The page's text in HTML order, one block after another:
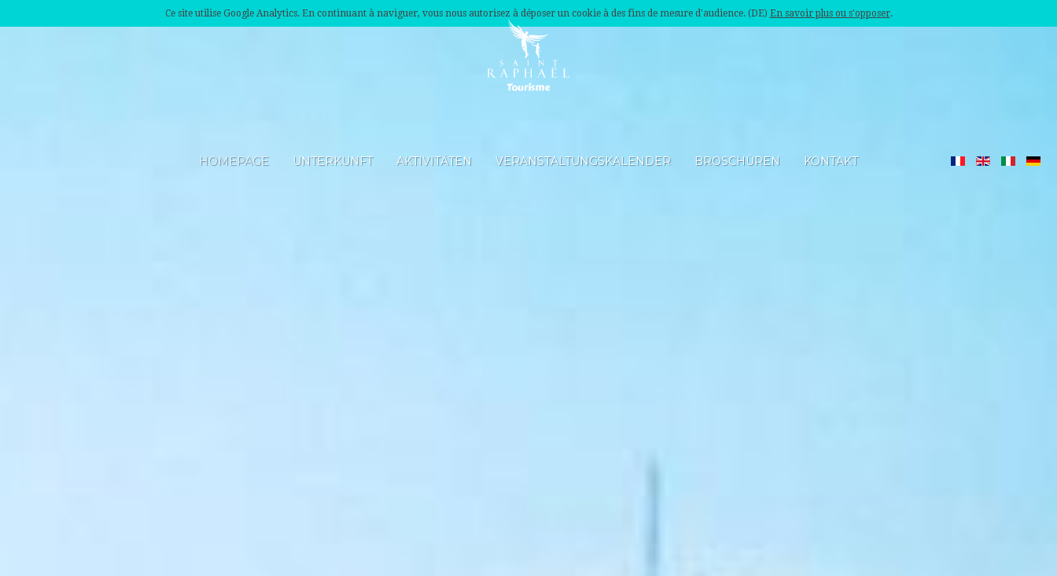
Ce site utilise Google Analytics. En continuant à naviguer, vous nous autorisez à déposer un cookie à des fins de mesure d'audience. (DE) En savoir plus ou s'opposer.
HOMEPAGE UNTERKUNFT AKTIVITÄTEN VERANSTALTUNGSKALENDER BROSCHÜREN KONTAKT